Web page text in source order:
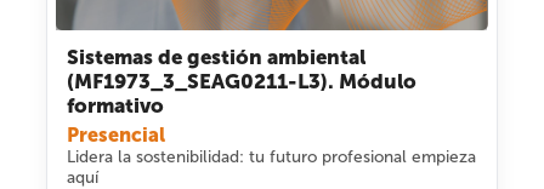
Sistemas de gestión ambiental
(MF1973_3_SEAG0211-L3). Módulo
formativo
Presencial
Lidera la sostenibilidad: tu futuro profesional empieza
aquí